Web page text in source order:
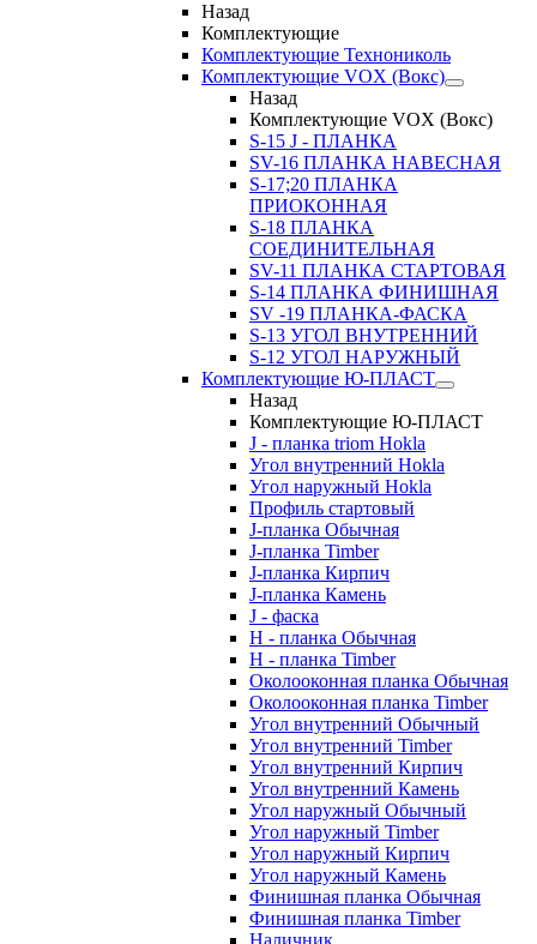
Назад
Комплектующие
Комплектующие Технониколь
Комплектующие VOX (Вокс)
Назад
Комплектующие VOX (Вокс)
S-15 J - ПЛАНКА
SV-16 ПЛАНКА НАВЕСНАЯ
S-17;20 ПЛАНКА
ПРИОКОННАЯ
S-18 ПЛАНКА
СОЕДИНИТЕЛЬНАЯ
SV-11 ПЛАНКА СТАРТОВАЯ
S-14 ПЛАНКА ФИНИШНАЯ
SV -19 ПЛАНКА-ФАСКА
S-13 УГОЛ ВНУТРЕННИЙ
S-12 УГОЛ НАРУЖНЫЙ
Комплектующие Ю-ПЛАСТ
Назад
Комплектующие Ю-ПЛАСТ
J - планка triom Hokla
Угол внутренний Hokla
Угол наружный Hokla
Профиль стартовый
J-планка Обычная
J-планка Timber
J-планка Кирпич
J-планка Камень
J - фаска
Н - планка Обычная
Н - планка Timber
Околооконная планка Обычная
Околооконная планка Timber
Угол внутренний Обычный
Угол внутренний Timber
Угол внутренний Кирпич
Угол внутренний Камень
Угол наружный Обычный
Угол наружный Timber
Угол наружный Кирпич
Угол наружный Камень
Финишная планка Обычная
Финишная планка Timber
Наличник